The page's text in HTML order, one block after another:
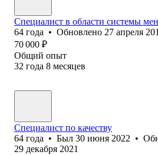
Специалист в области системы
64 года • Обновлено 27 апреля
70 000 ₽
Общий опыт
32 года 8 месяцев
Специалист по качеству
64 года • Был 30 июня 2022 •
29 декабря 2021